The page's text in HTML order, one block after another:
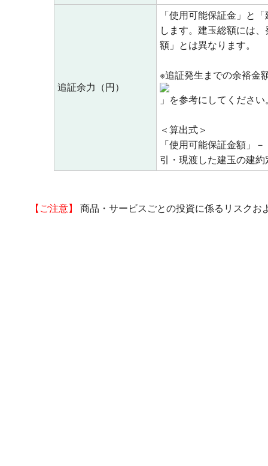
追証余力（円）
「使用可能保証金」と
します。建玉総額には
額」とは異なります。
※追証発生までの余裕金
」を参考にしてください
＜算出式＞
「使用可能保証金額」
引・現渡した建玉の建
【ご注意】 商品・サービスごとの投資に係るリスクお